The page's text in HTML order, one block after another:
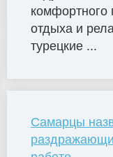
комфортного
отдыха и
турецкие ...
Самарцы